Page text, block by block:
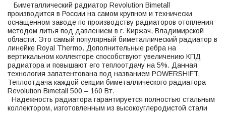
Биметаллический радиатор Revolution Bimetall
производится в России на самом крупном и технически
оснащенном заводе по производству радиаторов отопления
методом литья под давлением в г. Киржач, Владимирской
области. Это самый популярный биметаллический радиатор в
линейке Royal Thermo. Дополнительные ребра на
вертикальном коллекторе способствуют увеличению КПД
радиатора и повышают его теплоотдачу на 5%. Данная
технология запатентована под названием POWERSHIFT.
Теплоотдача каждой секции биметаллического радиатора
Revolution Bimetall 500 – 160 Вт.
Надежность радиатора гарантируется полностью стальным
коллектором, изготовленным из высокоуглеродистой стали